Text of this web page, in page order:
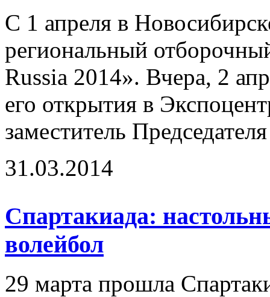
С 1 апреля в
региональный
Russia 2014». Вчера, 2
его открытия в
заместитель
31.03.2014
Спартакиада:
волейбол
29 марта прошла